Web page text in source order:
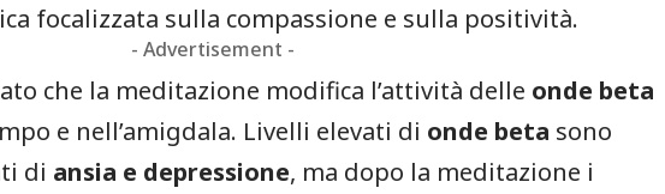
focalizzata sulla compassione e sulla positività.
- Advertisement -
che la meditazione modifica l’attività delle onde beta
e nell’amigdala. Livelli elevati di onde beta sono
di ansia e depressione, ma dopo la meditazione i